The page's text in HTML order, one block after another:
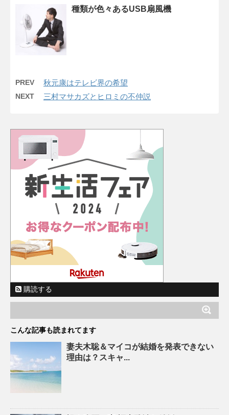
種類が色々あるUSB扇風機
PREV 秋元康はテレビ界の希望
NEXT 三村マサカズとヒロミの不仲説
購読する
こんな記事も読まれてます
妻夫木聡＆マイコが結婚を発表できない
理由は？スキャ...